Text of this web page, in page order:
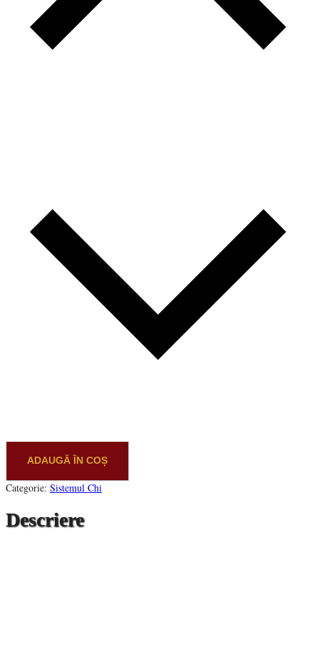
ADAUGĂ ÎN COȘ
Categorie: Sistemul Chi
Descriere